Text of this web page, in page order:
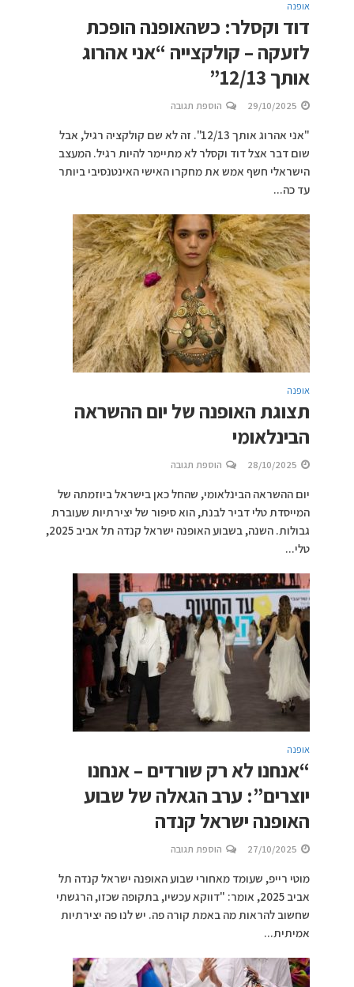
אופנה
דוד וקסלר: כשהאופנה הופכת
לזעקה – קולקצייה “אני אהרוג
אותך 12/13”
29/10/2025 הוספת תגובה
"אני אהרוג אותך 12/13". זה לא שם קולקציה רגיל, אבל
שום דבר אצל דוד וקסלר לא מתיימר להיות רגיל. המעצב
הישראלי חשף אמש את מחקרו האישי האינטנסיבי ביותר
עד כה...
אופנה
תצוגת האופנה של יום ההשראה
הבינלאומי
28/10/2025 הוספת תגובה
יום ההשראה הבינלאומי, שהחל כאן בישראל ביוזמתה של
המייסדת טלי דביר לבנת, הוא סיפור של יצירתיות שעוברת
גבולות. השנה, בשבוע האופנה ישראל קנדה תל אביב 2025,
טלי...
אופנה
“אנחנו לא רק שורדים – אנחנו
יוצרים”: ערב הגאלה של שבוע
האופנה ישראל קנדה
27/10/2025 הוספת תגובה
מוטי רייפ, שעומד מאחורי שבוע האופנה ישראל קנדה תל
אביב 2025, אומר: "דווקא עכשיו, בתקופה שכזו, הרגשתי
שחשוב להראות מה באמת קורה פה. יש לנו פה יצירתיות
אמיתית...